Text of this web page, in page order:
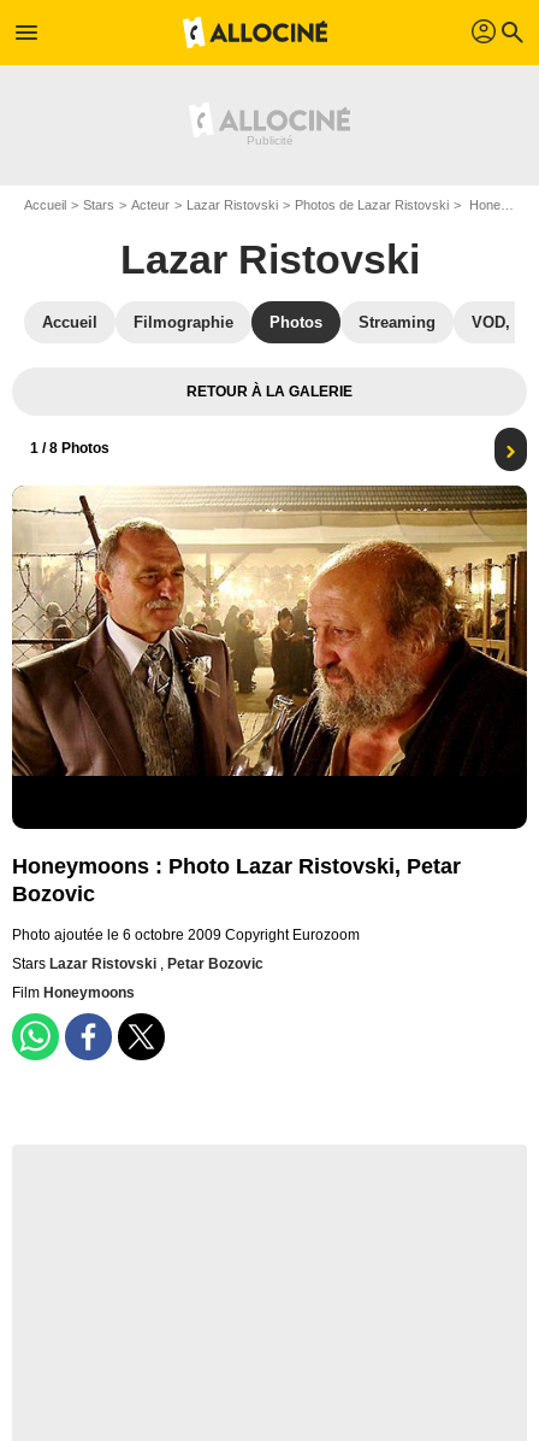
menu profil search
Accueil Stars Acteur Lazar Ristovski Photos de Lazar Ristovski Honeymoons : Photo Lazar Ristovski, Petar Bozovic
Lazar Ristovski
Accueil Filmographie Photos Streaming VOD,
RETOUR À LA GALERIE
1 / 8 Photos
Honeymoons : Photo Lazar Ristovski, Petar
Bozovic
Photo ajoutée le 6 octobre 2009 Copyright Eurozoom
Stars Lazar Ristovski , Petar Bozovic
Film Honeymoons